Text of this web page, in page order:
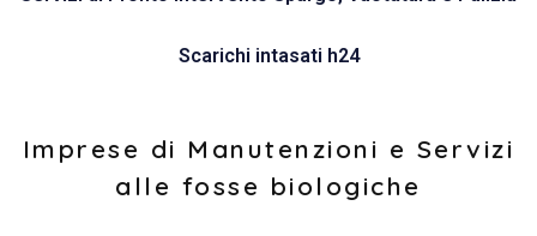
Scarichi intasati h24
Imprese di Manutenzioni e Servizi
alle fosse biologiche